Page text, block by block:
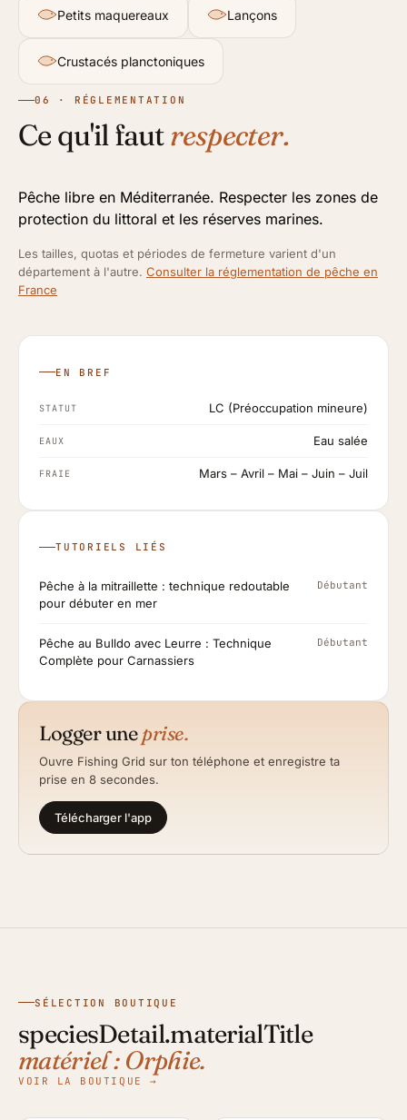
Petits maquereaux Lançons
Crustacés planctoniques
06 · RÉGLEMENTATION
Ce qu'il fautrespecter.
Pêche libre en Méditerranée. Respecter les zones de
protection du littoral et les réserves marines.
Les tailles, quotas et périodes de fermeture varient d'un
département à l'autre. Consulter la réglementation de pêche en
France
EN BREF
STATUT LC (Préoccupation mineure)
EAUX Eau salée
FRAIE Mars – Avril – Mai – Juin – Juil
TUTORIELS LIÉS
Pêche à la mitraillette : technique redoutable
pour débuter en mer
Débutant
Pêche au Bulldo avec Leurre : Technique
Complète pour Carnassiers
Débutant
Logger uneprise.
Ouvre Fishing Grid sur ton téléphone et enregistre ta
prise en 8 secondes.
Télécharger l'app
SÉLECTION BOUTIQUE
speciesDetail.materialTitle
matériel : Orphie.
VOIR LA BOUTIQUE →